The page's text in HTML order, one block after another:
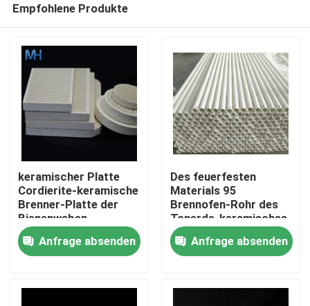
Haus
Empfohlene Produkte
keramischer Platte
Cordierite-keramische
Brenner-Platte der
Bienenwaben-
2.6g/Cm3
Anfrage absenden
Des feuerfesten
Materials 95
Brennofen-Rohr des
Tonerde-keramisches
Rollen-Rohr-Al2O3
Rod High Alumina
Refractory Furnace
Anfrage absenden